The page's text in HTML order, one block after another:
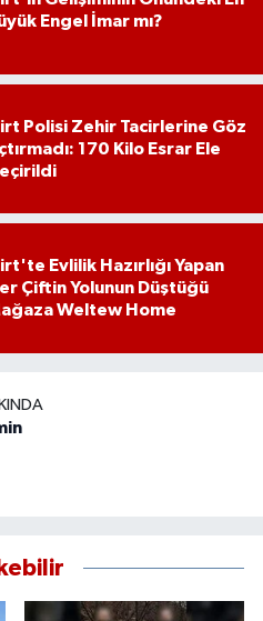
Engel İmar mı?
Polisi Zehir Tacirlerine Göz
170 Kilo Esrar Ele
Evlilik Hazırlığı Yapan
Çiftin Yolunun Düştüğü
Weltew Home